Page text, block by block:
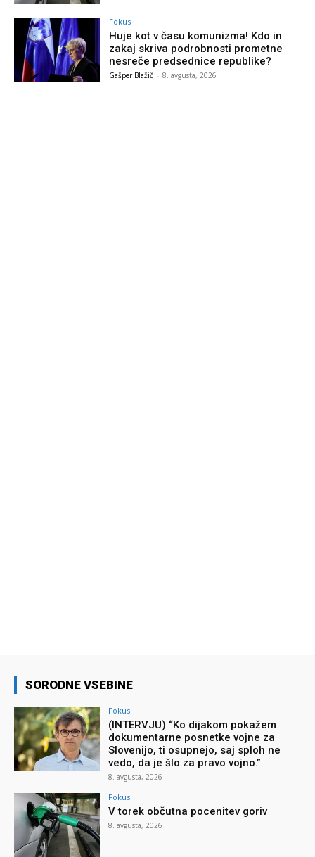
Fokus
Huje kot v času komunizma! Kdo in
zakaj skriva podrobnosti prometne
nesreče predsednice republike?
Gašper Blažič - 8. avgusta, 2026
SORODNE VSEBINE
Fokus
(INTERVJU) “Ko dijakom pokažem
dokumentarne posnetke vojne za
Slovenijo, ti osupnejo, saj sploh ne
vedo, da je šlo za pravo vojno.”
8. avgusta, 2026
Fokus
V torek občutna pocenitev goriv
8. avgusta, 2026